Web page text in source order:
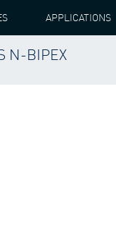
APPLICATIONS
N-BIPEX